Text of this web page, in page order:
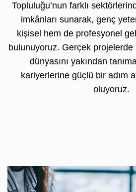
Topluluğu’nun farklı
imkânları sunarak, genç
kişisel hem de profesyonel
bulunuyoruz. Gerçek
dünyasını yakından
kariyerlerine güçlü bir adım
oluyoruz.